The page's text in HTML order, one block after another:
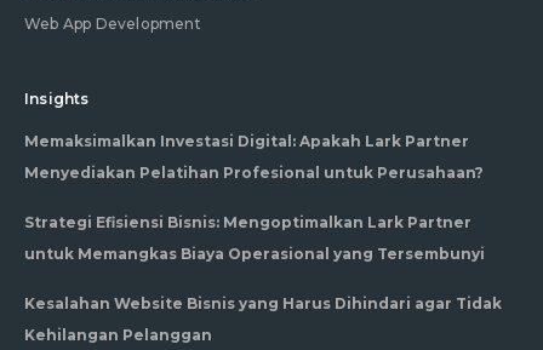
Web App Development
Insights
Memaksimalkan Investasi Digital: Apakah Lark Partner
Menyediakan Pelatihan Profesional untuk Perusahaan?
Strategi Efisiensi Bisnis: Mengoptimalkan Lark Partner
untuk Memangkas Biaya Operasional yang Tersembunyi
Kesalahan Website Bisnis yang Harus Dihindari agar Tidak
Kehilangan Pelanggan